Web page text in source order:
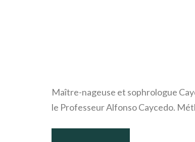
Maître-nageuse et sophrologue
le Professeur Alfonso Caycedo.